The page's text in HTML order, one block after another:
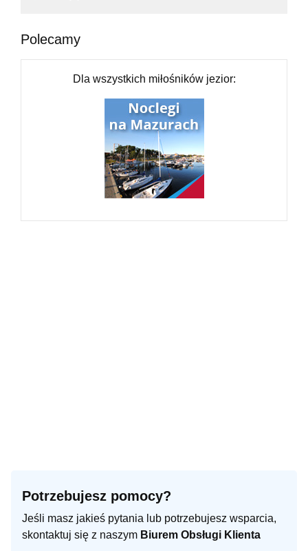
Polecamy
Dla wszystkich miłośników jezior:
Potrzebujesz pomocy?
Jeśli masz jakieś pytania lub potrzebujesz wsparcia,
skontaktuj się z naszym Biurem Obsługi Klienta